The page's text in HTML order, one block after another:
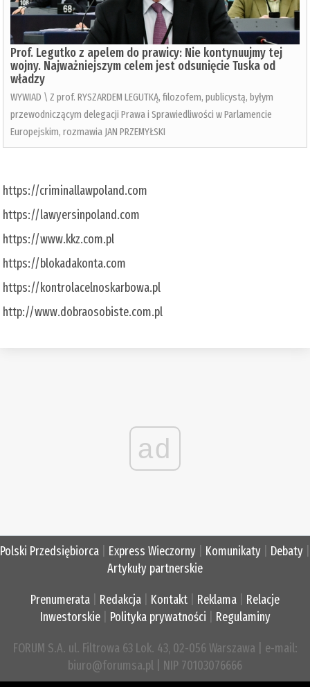
Prof. Legutko z apelem do prawicy: Nie kontynuujmy tej
wojny. Najważniejszym celem jest odsunięcie Tuska od
władzy
WYWIAD \ Z prof. RYSZARDEM LEGUTKĄ, filozofem, publicystą, byłym
przewodniczącym delegacji Prawa i Sprawiedliwości w Parlamencie
Europejskim, rozmawia JAN PRZEMYŁSKI
https://criminallawpoland.com
https://lawyersinpoland.com
https://www.kkz.com.pl
https://blokadakonta.com
https://kontrolacelnoskarbowa.pl
http://www.dobraosobiste.com.pl
ad
Polski Przedsiębiorca Express Wieczorny Komunikaty Debaty
Artykuły partnerskie
Prenumerata Redakcja Kontakt Reklama
Relacje
Inwestorskie| Polityka prywatności Regulaminy
FORUM S.A. ul. Filtrowa 63 Lok. 43, 02-056 Warszawa | e-mail:
biuro@forumsa.pl | NIP 70103076666